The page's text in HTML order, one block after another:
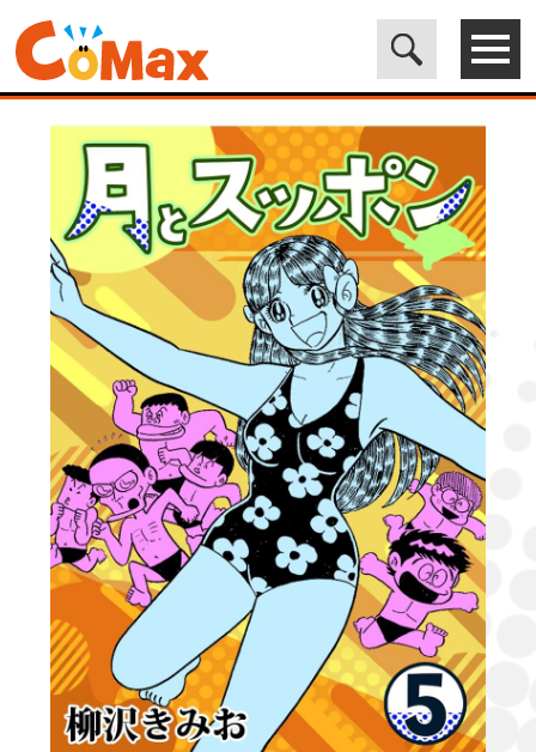
電子書籍マンガ CoMax(コマックス)公式サイト - 株式会社ICE>
LEGEND> 月とスッポン5